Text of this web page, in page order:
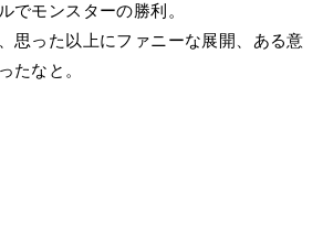
でモンスターの勝利。
思った以上にファニーな展開、ある意
たなと。